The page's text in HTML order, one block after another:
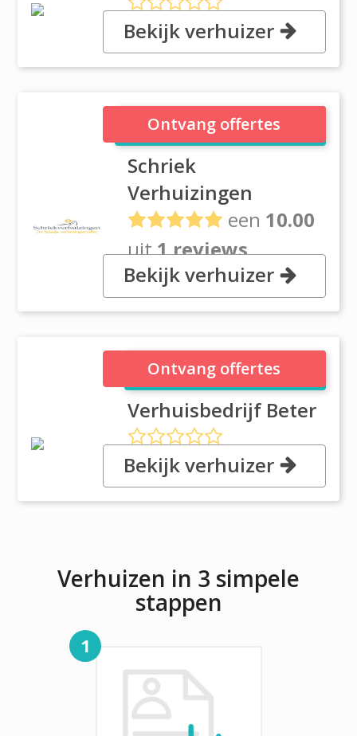
Wielestein 11, 4901CS
Oosterhout
Bekijk verhuizer
Schriek Verhuizingen
Schriek
Verhuizingen
een 10.00
uit1 reviews
, Souvereinstraat 13 B, 4903 RH
Oosterhout
Ontvang offertes
Bekijk verhuizer
Verhuisbedrijf Beter
Verhuisbedrijf Beter
Sint Antoniusstraat 49 C, 4902PT
Oosterhout
Ontvang offertes
Bekijk verhuizer
Verhuizen in 3 simpele
stappen
1